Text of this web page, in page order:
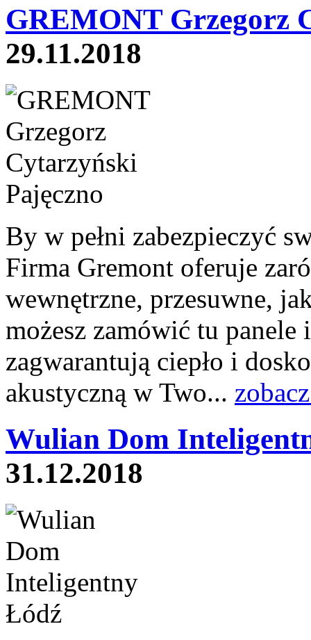
GREMONT Grzegorz
29.11.2018
By w pełni zabezpieczyć
Firma Gremont oferuje
wewnętrzne, przesuwne,
możesz zamówić tu panele
zagwarantują ciepło i
akustyczną w Two...
Wulian Dom
31.12.2018